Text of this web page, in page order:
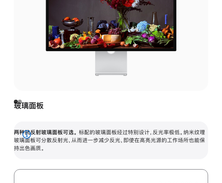
玻璃面板
两种抗反射玻璃面板可选。 标配的玻璃面板经过特别设计，反光率极低。纳米纹理
玻璃面板可分散反射光，从而进一步减少反光，即使在高亮光源的工作场所也能保
持出色画质。
展
开